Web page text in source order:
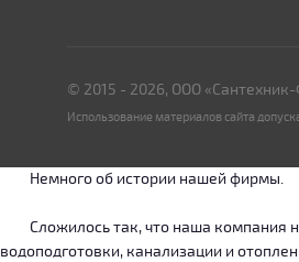
© 2015 - 2026, ООО
Использование материалов сайта
Немного об истории нашей фирмы.
Сложилось так, что наша компания
водоподготовки, канализации и